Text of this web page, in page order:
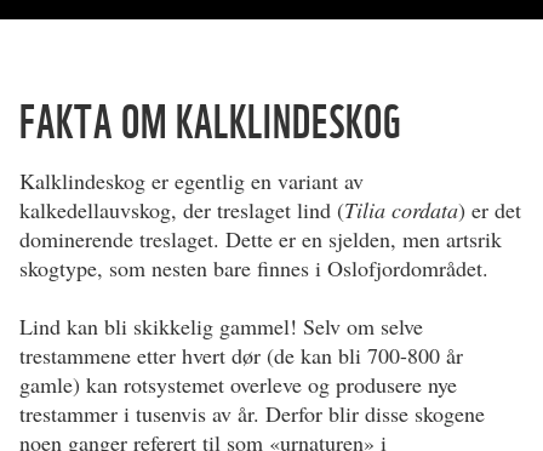
FAKTA OM KALKLINDESKOG
Kalklindeskog er egentlig en variant av
kalkedellauvskog, der treslaget lind (Tilia cordata) er det
dominerende treslaget. Dette er en sjelden, men artsrik
skogtype, som nesten bare finnes i Oslofjordområdet.
Lind kan bli skikkelig gammel! Selv om selve
trestammene etter hvert dør (de kan bli 700-800 år
gamle) kan rotsystemet overleve og produsere nye
trestammer i tusenvis av år. Derfor blir disse skogene
noen ganger referert til som «urnaturen» i